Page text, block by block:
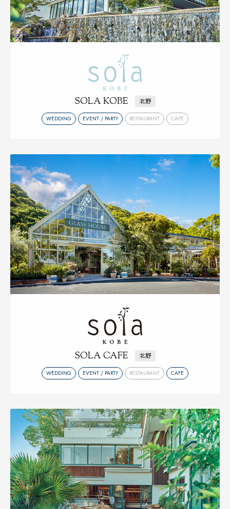
SOLA KOBE 北野
WEDDING EVENT / PARTY RESTAURANT CAFE
SOLA CAFE 北野
WEDDING EVENT / PARTY RESTAURANT CAFE